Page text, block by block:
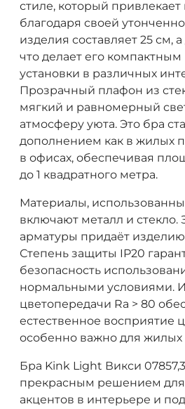
стиле, который
благодаря своей
изделия составляет 25 см,
что делает его
установки в различных
Прозрачный плафон из
мягкий и равномерный
атмосферу уюта. Это бра
дополнением как в жилых
в офисах, обеспечивая
до 1 квадратного метра.
Материалы,
включают металл и стекло.
арматуры придаёт
Степень защиты IP20
безопасность
нормальными условиями.
цветопередачи Ra > 80
естественное восприятие
особенно важно для жилых
Бра Kink Light Викси
прекрасным решением для
акцентов в интерьере и